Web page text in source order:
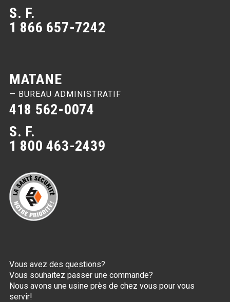
S. F.
1 866 657-7242
MATANE
— BUREAU ADMINISTRATIF
418 562-0074
S. F.
1 800 463-2439
Vous avez des questions?
Vous souhaitez passer une commande?
Nous avons une usine près de chez vous pour vous
servir!